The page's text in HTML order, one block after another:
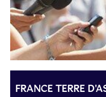
FRANCE TERRE